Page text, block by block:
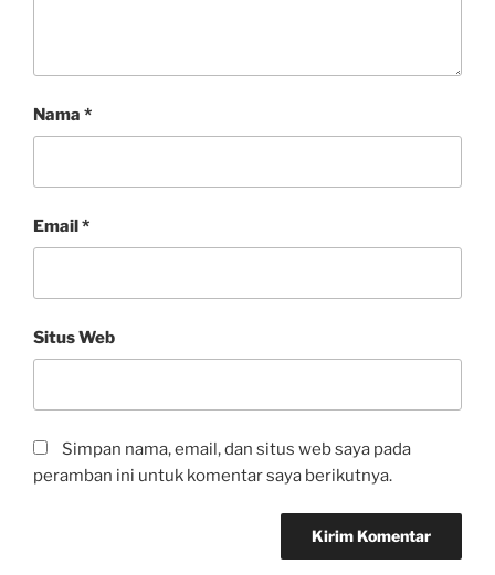
Nama *
Email*
Situs Web
Simpan nama, email, dan situs web saya pada
peramban ini untuk komentar saya berikutnya.